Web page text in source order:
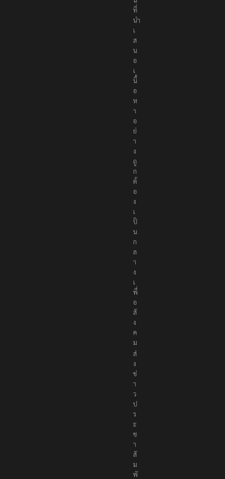
ที่
นำ
เ
ส
น
อ
เ
นื้
อ
ห
า
อ
ย่
า
ง
ถู
ก
ต้
อ
ง
เ
ป็
น
ก
ล
า
ง
เ
พื่
อ
สั
ง
ค
ม
ส่
ง
ข่
า
ว
ป
ร
ะ
ช
า
สั
ม
พั